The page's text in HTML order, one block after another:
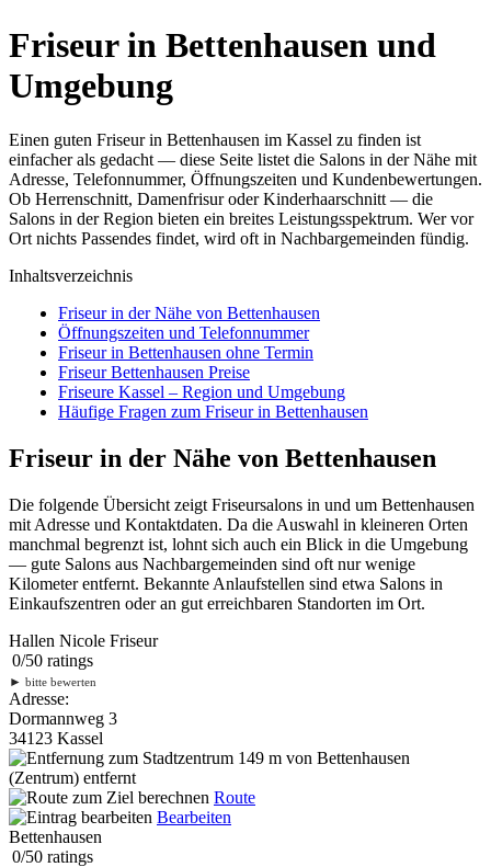
Friseur in Bettenhausen und
Umgebung
Einen guten Friseur in Bettenhausen im Kassel zu finden ist
einfacher als gedacht — diese Seite listet die Salons in der Nähe mit
Adresse, Telefonnummer, Öffnungszeiten und Kundenbewertungen.
Ob Herrenschnitt, Damenfrisur oder Kinderhaarschnitt — die
Salons in der Region bieten ein breites Leistungsspektrum. Wer vor
Ort nichts Passendes findet, wird oft in Nachbargemeinden fündig.
Inhaltsverzeichnis
Friseur in der Nähe von Bettenhausen
Öffnungszeiten und Telefonnummer
Friseur in Bettenhausen ohne Termin
Friseur Bettenhausen Preise
Friseure Kassel – Region und Umgebung
Häufige Fragen zum Friseur in Bettenhausen
Friseur in der Nähe von Bettenhausen
Die folgende Übersicht zeigt Friseursalons in und um Bettenhausen
mit Adresse und Kontaktdaten. Da die Auswahl in kleineren Orten
manchmal begrenzt ist, lohnt sich auch ein Blick in die Umgebung
— gute Salons aus Nachbargemeinden sind oft nur wenige
Kilometer entfernt. Bekannte Anlaufstellen sind etwa Salons in
Einkaufszentren oder an gut erreichbaren Standorten im Ort.
Hallen Nicole Friseur
0/50 ratings
► bitte bewerten
Adresse:
Dormannweg 3
34123 Kassel
149 m von Bettenhausen
(Zentrum) entfernt
Route
Bearbeiten
Bettenhausen
0/50 ratings